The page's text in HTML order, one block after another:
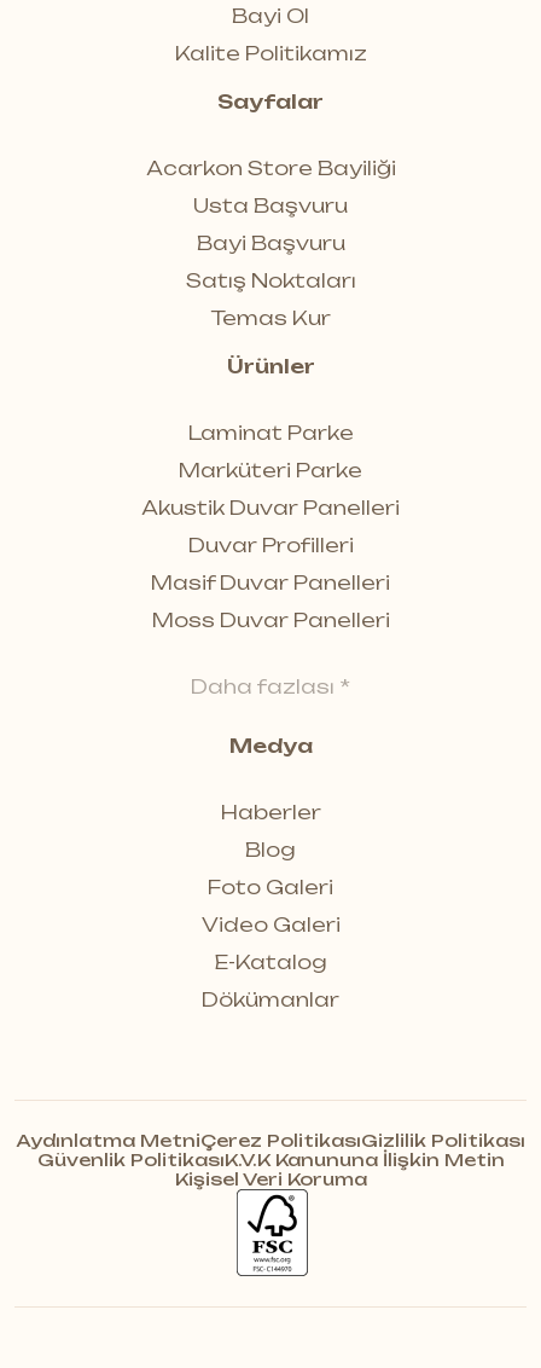
Bayi Ol
Kalite Politikamız
Sayfalar
Acarkon Store Bayiliği
Usta Başvuru
Bayi Başvuru
Satış Noktaları
Temas Kur
Ürünler
Laminat Parke
Marküteri Parke
Akustik Duvar Panelleri
Duvar Profilleri
Masif Duvar Panelleri
Moss Duvar Panelleri
Daha fazlası *
Medya
Haberler
Blog
Foto Galeri
Video Galeri
E-Katalog
Dökümanlar
Aydınlatma MetniÇerez PolitikasıGizlilik Politikası
Güvenlik PolitikasıK.V.K Kanununa İlişkin Metin
Kişisel Veri Koruma